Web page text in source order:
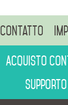
Contatto
Acquisto